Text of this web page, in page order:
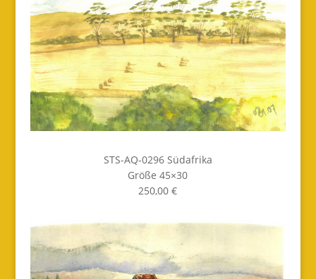
STS-AQ-0296 Südafrika
Größe 45×30
250,00 €